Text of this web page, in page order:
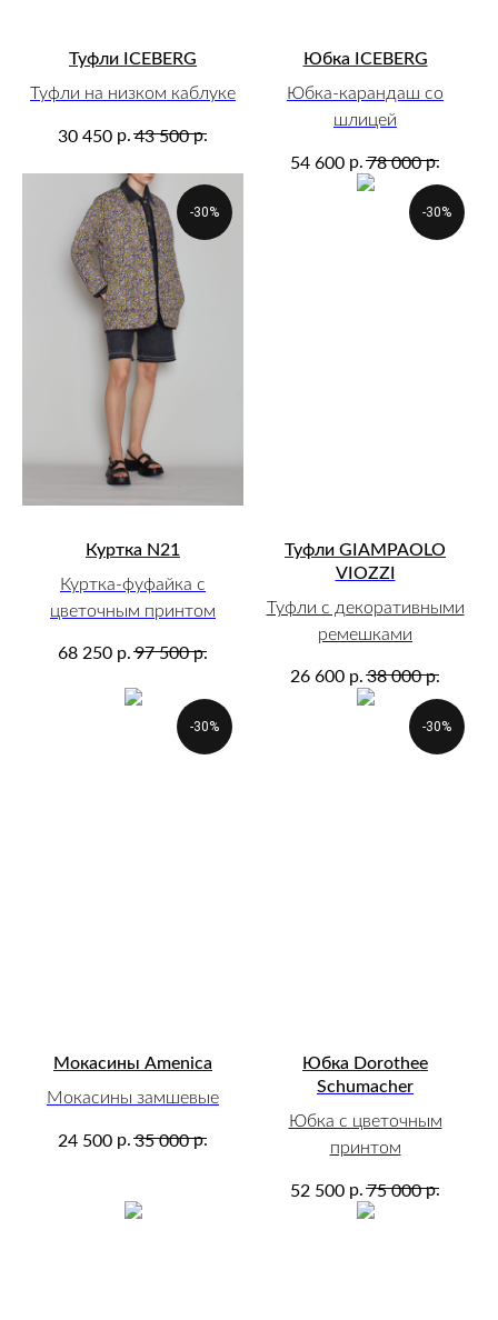
Туфли ICEBERG
Туфли на низком каблуке
30 450 р. 43 500 р.
Юбка ICEBERG
Юбка-карандаш со
шлицей
54 600 р. 78 000 р.
-30%
Куртка N21
Куртка-фуфайка с
цветочным принтом
68 250 р. 97 500 р.
-30%
Туфли GIAMPAOLO
VIOZZI
Туфли с декоративными
ремешками
26 600 р. 38 000 р.
-30%
Мокасины Amenica
Мокасины замшевые
24 500 р. 35 000 р.
-30%
Юбка Dorothee
Schumacher
Юбка с цветочным
принтом
52 500 р. 75 000 р.